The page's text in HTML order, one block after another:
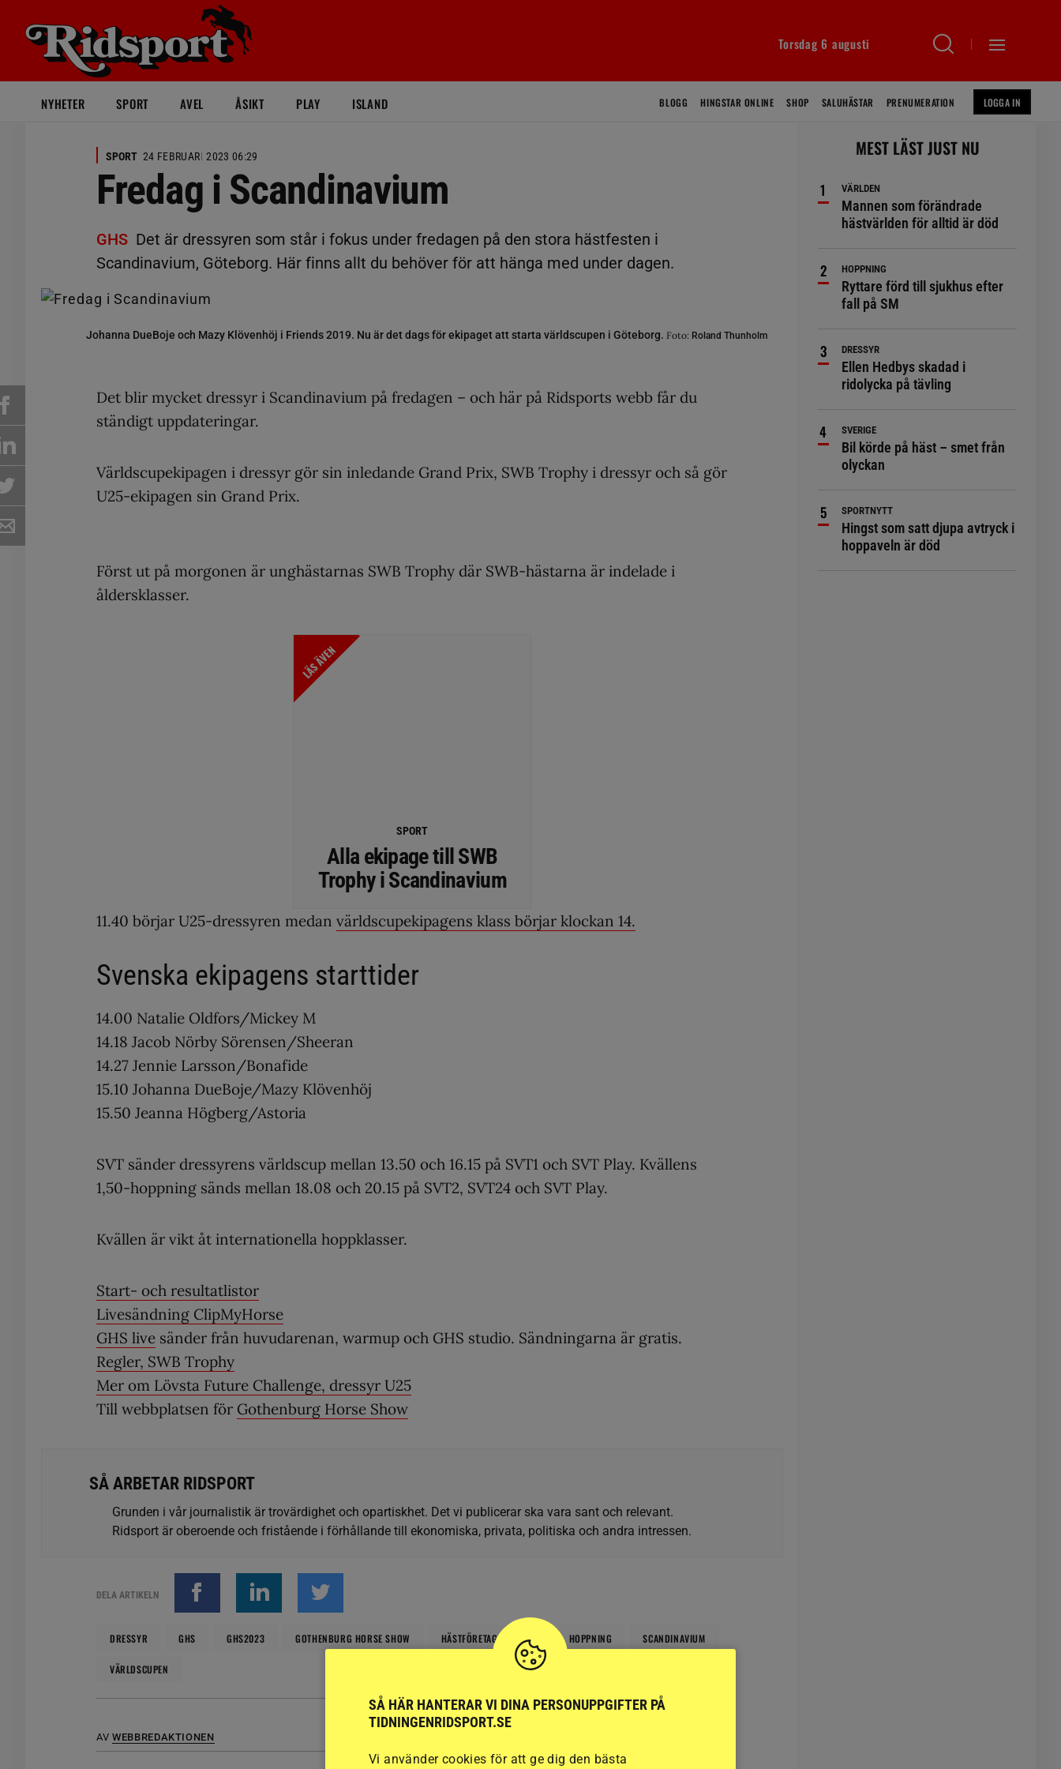
Torsdag 6 augusti
NYHETER SPORT AVEL ÅSIKT PLAY ISLAND BLOGG HINGSTAR ONLINE SHOP SALUHÄSTAR PRENUMERATION LOGGA IN
SPORT 24 FEBRUARI 2023 06:29
Fredag i Scandinavium
GHS Det är dressyren som står i fokus under fredagen på den stora hästfesten i
Scandinavium, Göteborg. Här finns allt du behöver för att hänga med under dagen.
Johanna DueBoje och Mazy Klövenhöj i Friends 2019. Nu är det dags för ekipaget att starta världscupen i Göteborg. Foto: Roland Thunholm
Det blir mycket dressyr i Scandinavium på fredagen – och här på Ridsports webb får du
ständigt uppdateringar.
Världscupekipagen i dressyr gör sin inledande Grand Prix, SWB Trophy i dressyr och så gör
U25-ekipagen sin Grand Prix.
Först ut på morgonen är unghästarnas SWB Trophy där SWB-hästarna är indelade i
åldersklasser.
LÄS ÄVEN
SPORT
Alla ekipage till SWB
Trophy i Scandinavium
11.40 börjar U25-dressyren medan världscupekipagens klass börjar klockan 14.
Svenska ekipagens starttider
14.00 Natalie Oldfors/Mickey M
14.18 Jacob Nörby Sörensen/Sheeran
14.27 Jennie Larsson/Bonafide
15.10 Johanna DueBoje/Mazy Klövenhöj
15.50 Jeanna Högberg/Astoria
SVT sänder dressyrens världscup mellan 13.50 och 16.15 på SVT1 och SVT Play. Kvällens
1,50-hoppning sänds mellan 18.08 och 20.15 på SVT2, SVT24 och SVT Play.
Kvällen är vikt åt internationella hoppklasser.
Start- och resultatlistor
Livesändning ClipMyHorse
GHS live sänder från huvudarenan, warmup och GHS studio. Sändningarna är gratis.
Regler, SWB Trophy
Mer om Lövsta Future Challenge, dressyr U25
Till webbplatsen för Gothenburg Horse Show
SÅ ARBETAR RIDSPORT
Grunden i vår journalistik är trovärdighet och opartiskhet. Det vi publicerar ska vara sant och relevant.
Ridsport är oberoende och fristående i förhållande till ekonomiska, privata, politiska och andra intressen.
DELA ARTIKELN
DRESSYR GHS GHS2023 GOTHENBURG HORSE SHOW HÄSTFÖRETAGARFORUM HOPPNING SCANDINAVIUM
VÄRLDSCUPEN
AV WEBBREDAKTIONEN
MEST LÄST JUST NU
VÄRLDEN
Mannen som förändrade
hästvärlden för alltid är död
HOPPNING
Ryttare förd till sjukhus efter
fall på SM
DRESSYR
Ellen Hedbys skadad i
ridolycka på tävling
SVERIGE
Bil körde på häst – smet från
olyckan
SPORTNYTT
Hingst som satt djupa avtryck i
hoppaveln är död
SÅ HÄR HANTERAR VI DINA PERSONUPPGIFTER PÅ
TIDNINGENRIDSPORT.SE
Vi använder cookies för att ge dig den bästa